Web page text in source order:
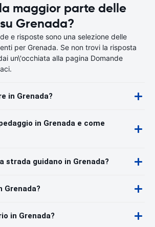
maggior parte delle
Grenada?
e risposte sono una selezione delle
per Grenada. Se non trovi la risposta
un\'occhiata alla pagina Domande
in Grenada?
in Grenada e come
strada guidano in Grenada?
Grenada?
in Grenada?